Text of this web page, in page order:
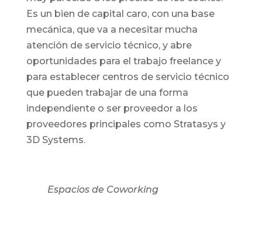
Es un bien de capital caro, con una base
mecánica, que va a necesitar mucha
atención de servicio técnico, y abre
oportunidades para el trabajo freelance y
para establecer centros de servicio técnico
que pueden trabajar de una forma
independiente o ser proveedor a los
proveedores principales como Stratasys y
3D Systems.
Espacios de Coworking